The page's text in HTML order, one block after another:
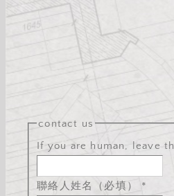
contact us
If you are human, leave
聯絡人姓名（必填） *